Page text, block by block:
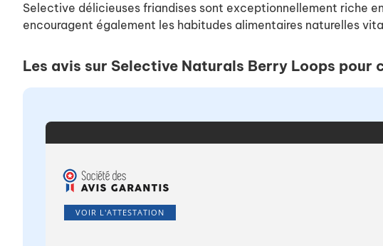
Selective délicieuses friandises sont exceptionnellement riche
encouragent également les habitudes alimentaires naturelles
Les avis sur Selective Naturals Berry Loops pour
VOIR L'ATTESTATION